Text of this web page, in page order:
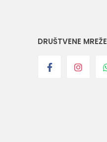
DRUŠTVENE MREŽE